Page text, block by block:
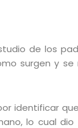
de los
surgen y se
identificar
lo cual